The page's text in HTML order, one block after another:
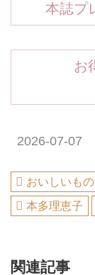
本誌プ
お
2026-07-07
おいしいもの
本多理恵子
関連記事